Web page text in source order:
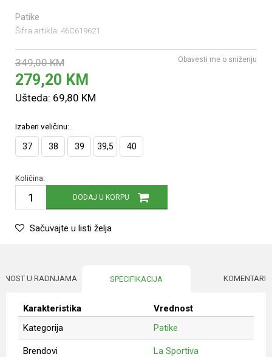
Patike
Šifra artikla: 46C619621
349,00 KM
279,20 KM
Ušteda: 69,80 KM
Obavesti me o sniženju
Izaberi veličinu:
37 38 39 39,5 40
Količina:
DODAJ U KORPU
Sačuvajte u listi želja
U RADNJAMA SPECIFIKACIJA KOMENTARI
Karakteristika
Vrednost
Kategorija
Patike
Brendovi La Sportiva